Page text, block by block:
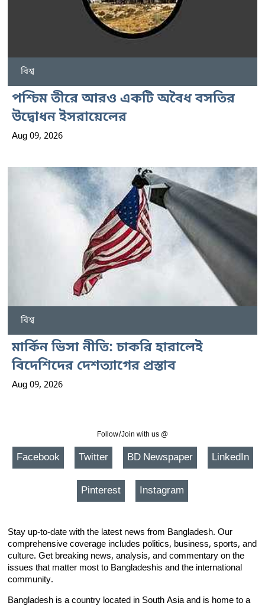
বিশ্ব
পশ্চিম তীরে আরও একটি অবৈধ বসতির
উদ্বোধন ইসরায়েলের
Aug 09, 2026
বিশ্ব
মার্কিন ভিসা নীতি: চাকরি হারালেই
বিদেশিদের দেশত্যাগের প্রস্তাব
Aug 09, 2026
Follow/Join with us @
Facebook Twitter BD Newspaper LinkedIn
Pinterest Instagram
Stay up-to-date with the latest news from Bangladesh. Our
comprehensive coverage includes politics, business, sports, and
culture. Get breaking news, analysis, and commentary on the
issues that matter most to Bangladeshis and the international
community.
Bangladesh is a country located in South Asia and is home to a